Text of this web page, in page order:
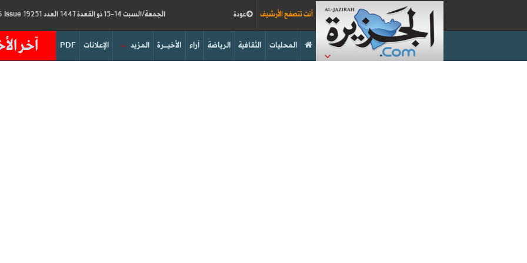
الجمعة/السبت 14-15 ذو القعدة 1447 العدد 19251 Issue عودة أنت تتصفح الأرشيف
آخر PDF الإعلانات المزيد الأخيــرة آراء الرياضة الثقافية المحليات